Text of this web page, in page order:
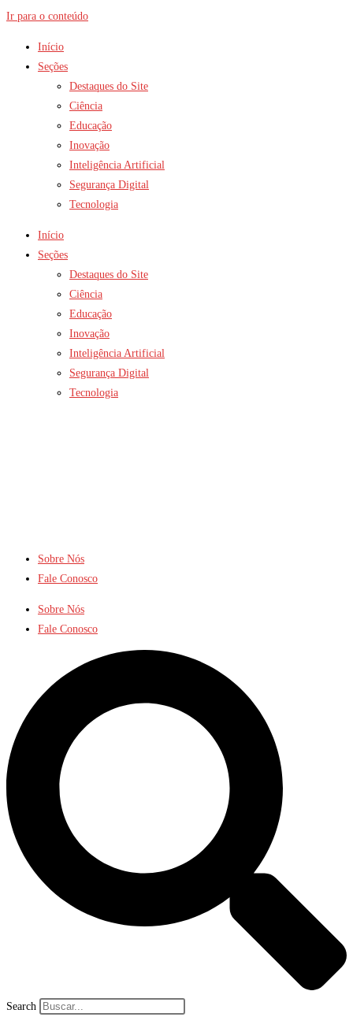
Ir para o conteúdo
Início
Seções
Destaques do Site
Ciência
Educação
Inovação
Inteligência Artificial
Segurança Digital
Tecnologia
Início
Seções
Destaques do Site
Ciência
Educação
Inovação
Inteligência Artificial
Segurança Digital
Tecnologia
Sobre Nós
Fale Conosco
Sobre Nós
Fale Conosco
Search